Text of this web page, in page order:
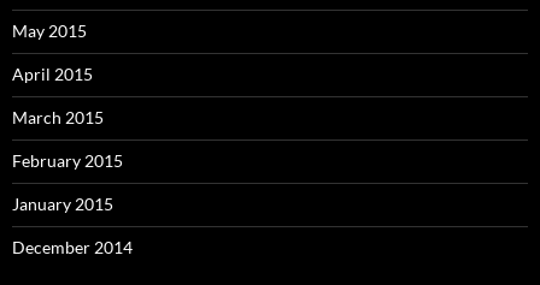
May 2015
April 2015
March 2015
February 2015
January 2015
December 2014